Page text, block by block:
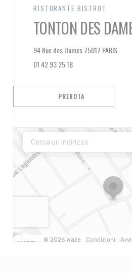
RISTORANTE BISTROT
TONTON DES
94 Rue des Dames 75017 PARIS
01 42 93 25 18
PRENOTA